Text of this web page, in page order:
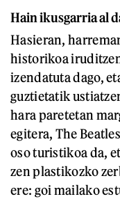
Hain ikusgarria al
Hasieran,
historikoa
izendatuta dago,
guztietatik
hara paretetan
egitera, The
oso turistikoa da,
zen plastikozko
ere: goi mailako